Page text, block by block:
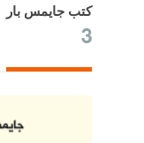
كتب جايمس بار
3